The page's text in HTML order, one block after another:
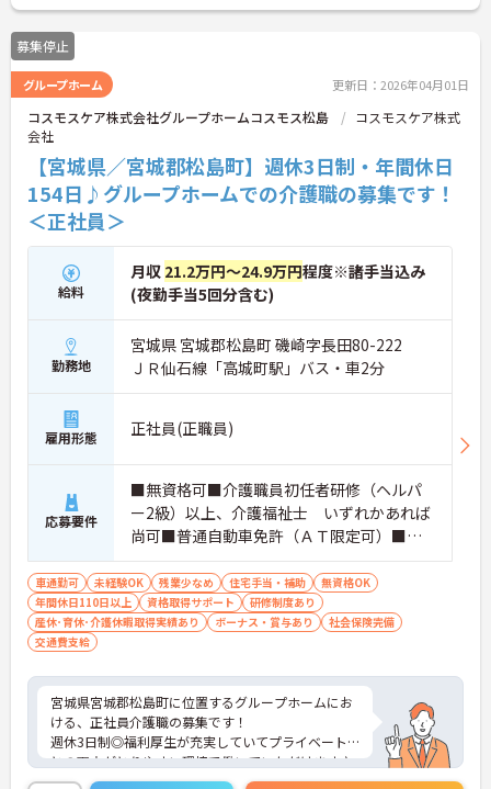
い。
募集停止
グループホーム 更新日：2026年04月01日
コスモスケア株式会社グループホームコスモス松島
コスモスケア株式
会社
【宮城県／宮城郡松島町】週休3日制・年間休日
154日♪グループホームでの介護職の募集です！
＜正社員＞
給料
月収 21.2万円～24.9万円程度※諸手当込み
(夜勤手当5回分含む)
勤務地
宮城県 宮城郡松島町 磯崎字長田80-222
ＪＲ仙石線「高城町駅」バス・車2分
雇用形態 正社員(正職員)
応募要件
■無資格可■介護職員初任者研修（ヘルパ
ー2級）以上、介護福祉士 いずれかあれば
尚可■普通自動車免許（ＡＴ限定可）■経
験不問※あれば尚可
車通勤可 未経験OK 残業少なめ 住宅手当・補助
無資格OK
年間休日110日以上
資格取得サポート
研修制度あり
産休･育休･介護休暇取得実績あり
ボーナス・賞与あり
社会保険完備
交通費支給
宮城県宮城郡松島町に位置するグループホームにお
ける、正社員介護職の募集です！
週休3日制◎福利厚生が充実していてプライベート
との両立がとりやすい環境で働いていただけます♪
ご興味ある方には、面接対策ポイントなど、さらに